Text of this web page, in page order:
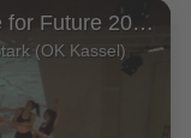
Exchange for Future 2022 (1/2)
(OK Kassel)